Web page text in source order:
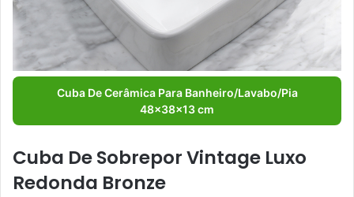
Cuba De Cerâmica Para Banheiro/Lavabo/Pia
48x38x13 cm
Cuba De Sobrepor Vintage Luxo
Redonda Bronze